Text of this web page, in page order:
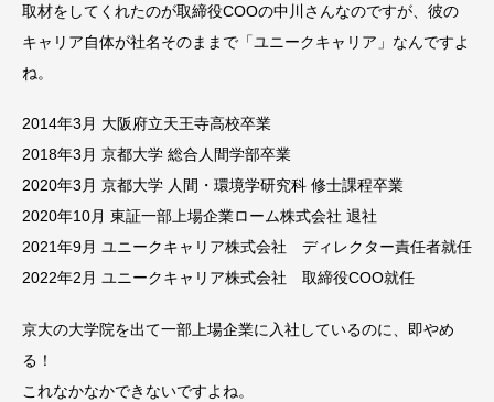
取材をしてくれたのが取締役COOの中川さんなのですが、彼の
キャリア自体が社名そのままで「ユニークキャリア」なんですよ
ね。
2014年3月 大阪府立天王寺高校卒業
2018年3月 京都大学 総合人間学部卒業
2020年3月 京都大学 人間・環境学研究科 修士課程卒業
2020年10月 東証一部上場企業ローム株式会社 退社
2021年9月 ユニークキャリア株式会社 ディレクター責任者就任
2022年2月 ユニークキャリア株式会社 取締役COO就任
京大の大学院を出て一部上場企業に入社しているのに、即やめ
る！
これなかなかできないですよね。